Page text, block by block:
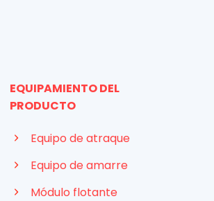
EQUIPAMIENTO DEL
PRODUCTO
Equipo de atraque
Equipo de amarre
Módulo flotante